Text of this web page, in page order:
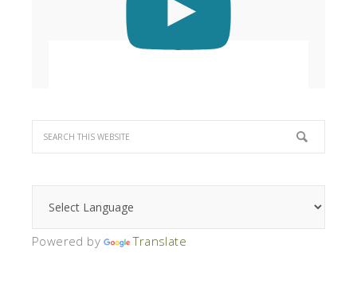
Powered by Translate